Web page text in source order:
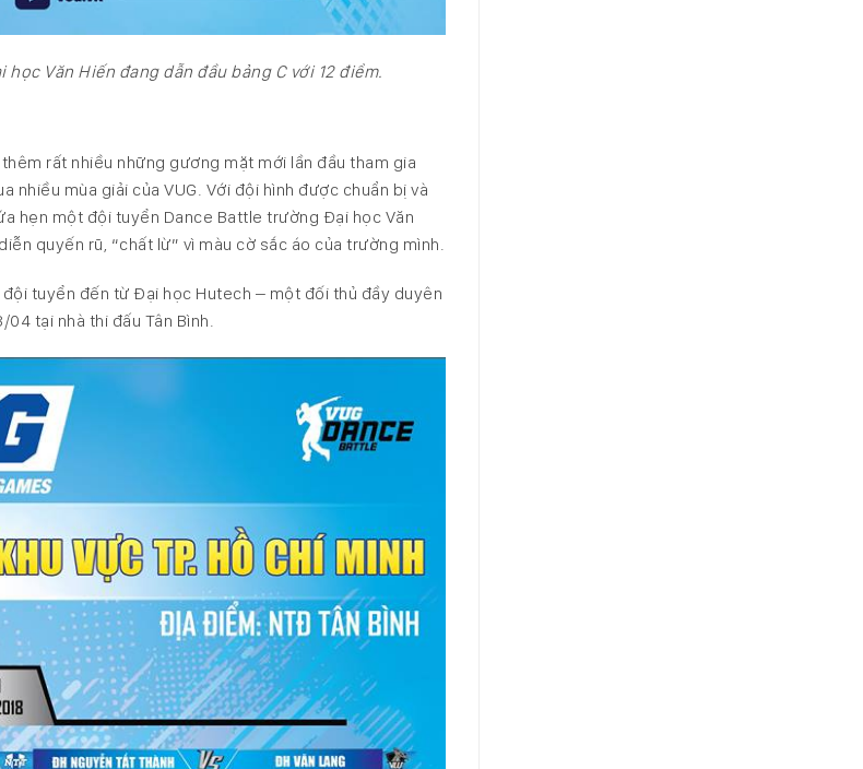
Văn Hiến đang dẫn đầu bảng C với 12 điểm.
rất nhiều những gương mặt mới lần đầu tham gia
nhiều mùa giải của VUG. Với đội hình được chuẩn bị và
hẹn một đội tuyển Dance Battle trường Đại học Văn
quyến rũ, “chất lừ” vì màu cờ sắc áo của trường mình.
tuyển đến từ Đại học Hutech – một đối thủ đầy duyên
tại nhà thi đấu Tân Bình.